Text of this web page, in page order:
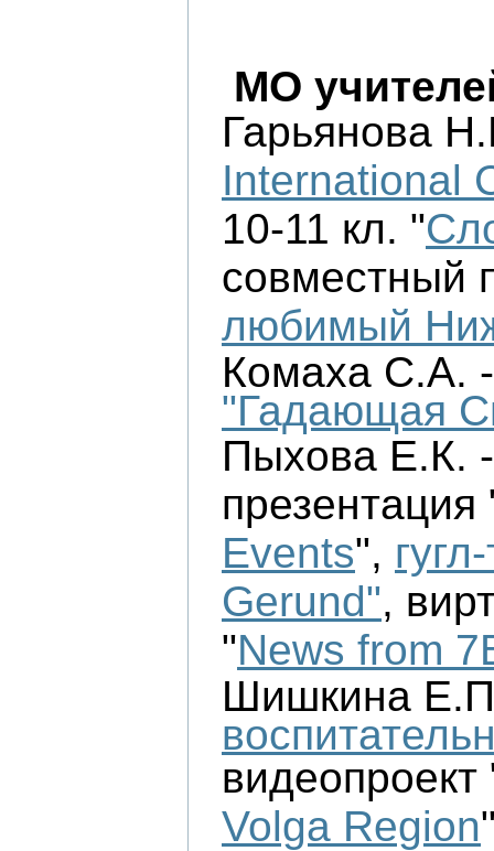
МО
Гарьянова
International
10-11 кл. "
совместный
любимый
Комаха С.А.
"Гадающая
Пыхова Е.К.
презентация
Events",
Gerund",
"News from
Шишкина Е.П.
видеопроект
Volga Region